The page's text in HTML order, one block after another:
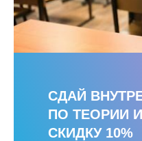
СДАЙ
ПО ТЕОРИИ
СКИДКУ 10%